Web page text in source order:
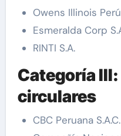
Owens Illinois Perú
Esmeralda Corp
RINTI S.A.
Categoría
circulares
CBC Peruana S.A.C.